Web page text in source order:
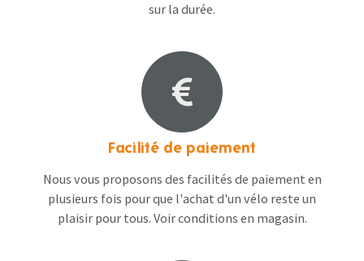
sur la durée.
Facilité de paiement
Nous vous proposons des facilités de paiement en
plusieurs fois pour que l'achat d'un vélo reste un
plaisir pour tous. Voir conditions en magasin​.